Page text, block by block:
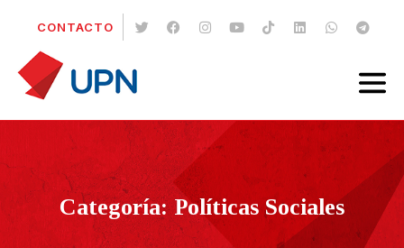
CONTACTO
Categoría: Políticas Sociales